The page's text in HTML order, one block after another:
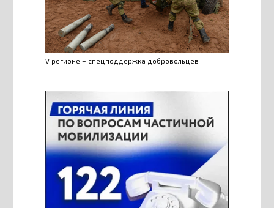
V регионе – спецподдержка добровольцев